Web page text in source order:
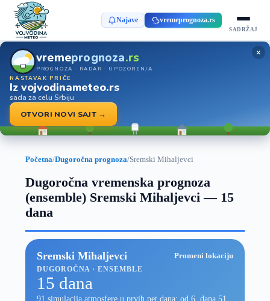
Najave vremeprognoza.rs
SADRŽAJ
vremeprognoza.rs
PROGNOZA · RADAR · UPOZORENJA
NASTAVAK PRIČE
Iz vojvodinameteo.rs
sada za celu Srbiju
OTVORI NOVI SAJT →
×
Početna/Dugoročna prognoza/Sremski Mihaljevci
Dugoročna vremenska prognoza
(ensemble) Sremski Mihaljevci — 15
dana
Sremski Mihaljevci Promeni lokaciju
DUGOROČNA · ENSEMBLE
15 dana
91 simulacija atmosfere u prvih pet dana; od 6. dana 51